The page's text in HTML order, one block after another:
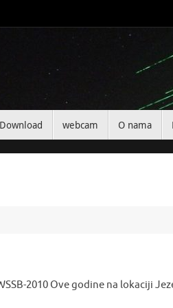
Download webcam O nama
2010 Ove godine